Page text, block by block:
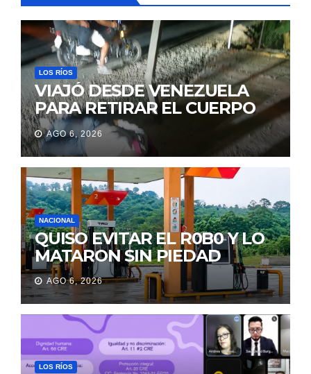
LOS RÍOS
VIAJÓ DESDE VENEZUELA
PARA RETIRAR EL CUERPO
DE SU MARIDO QUE
PERMANECIÓ SEIS DÍAS EN
LA MORGUE
AGO 6, 2026
NACIONAL
QUISO EVITAR EL R0B0 Y LO
MATARON SIN PIEDAD
AGO 6, 2026
LOS RÍOS